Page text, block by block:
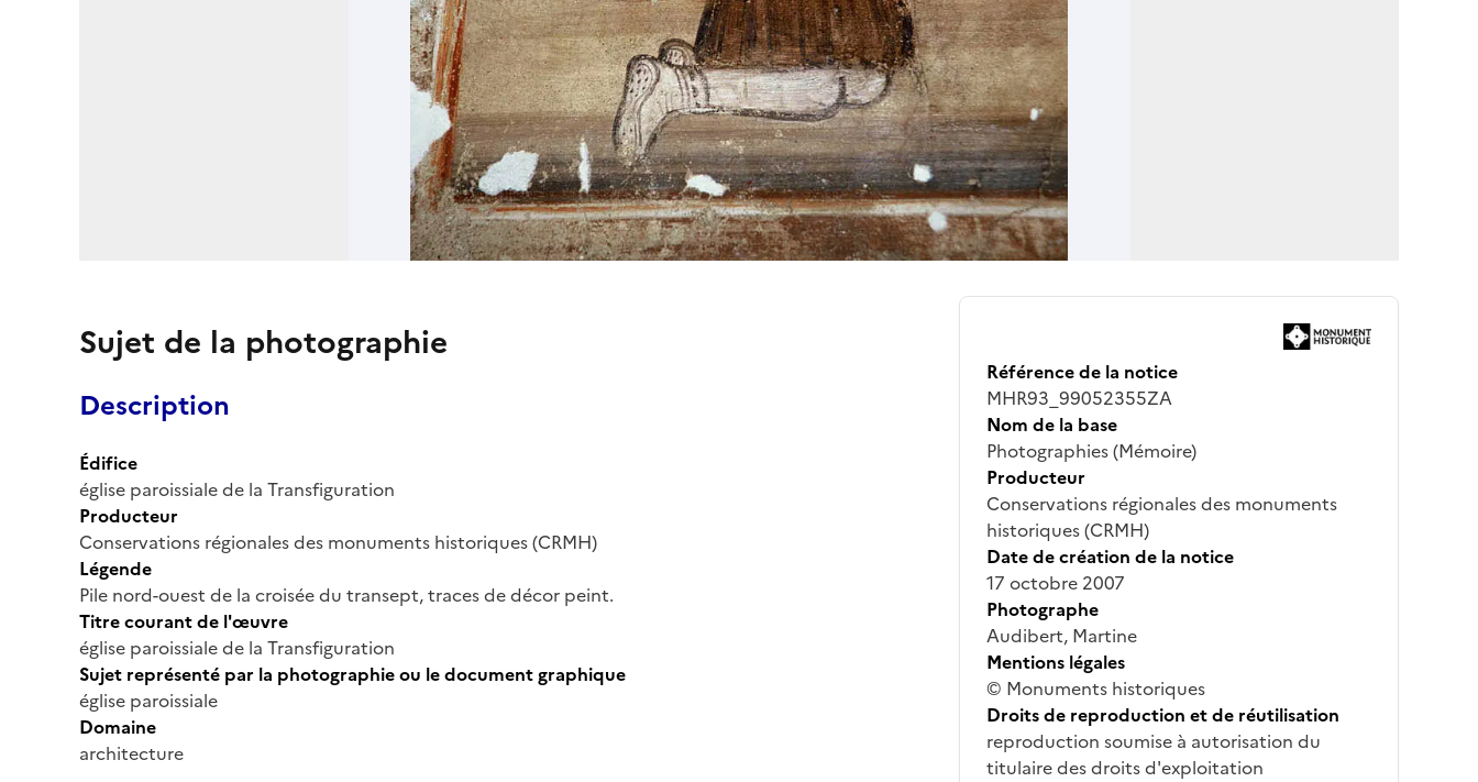
Sujet de la photographie
Description
Édifice
église paroissiale de la Transfiguration
Producteur
Conservations régionales des monuments historiques (CRMH)
Légende
Pile nord-ouest de la croisée du transept, traces de décor peint.
Titre courant de l'œuvre
église paroissiale de la Transfiguration
Sujet représenté par la photographie ou le document graphique
église paroissiale
Domaine
architecture
Référence de la notice
MHR93_99052355ZA
Nom de la base
Photographies (Mémoire)
Producteur
Conservations régionales des monuments
historiques (CRMH)
Date de création de la notice
17 octobre 2007
Photographe
Audibert, Martine
Mentions légales
© Monuments historiques
Droits de reproduction et de réutilisation
reproduction soumise à autorisation du
titulaire des droits d'exploitation